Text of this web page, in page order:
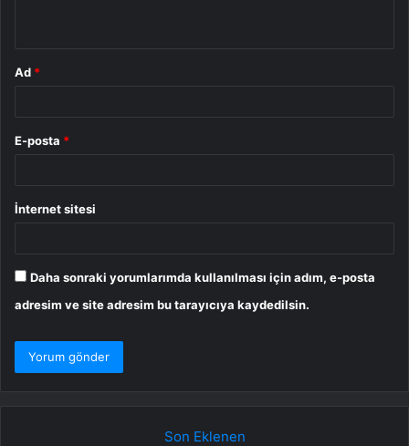
Ad *
E-posta *
İnternet sitesi
Daha sonraki yorumlarımda kullanılması için adım, e-posta
adresim ve site adresim bu tarayıcıya kaydedilsin.
Son Eklenen